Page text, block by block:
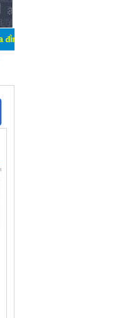
ký gửi, cho thuê thiết bị